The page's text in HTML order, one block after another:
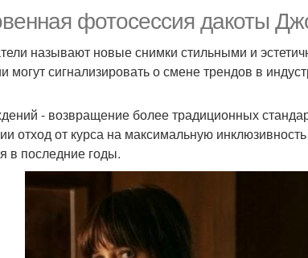
фотосессия дакоты
называют новые снимки стильными и
могут сигнализировать о смене трендов в
- возвращение более традиционных
отход от курса на максимальную
в последние годы.